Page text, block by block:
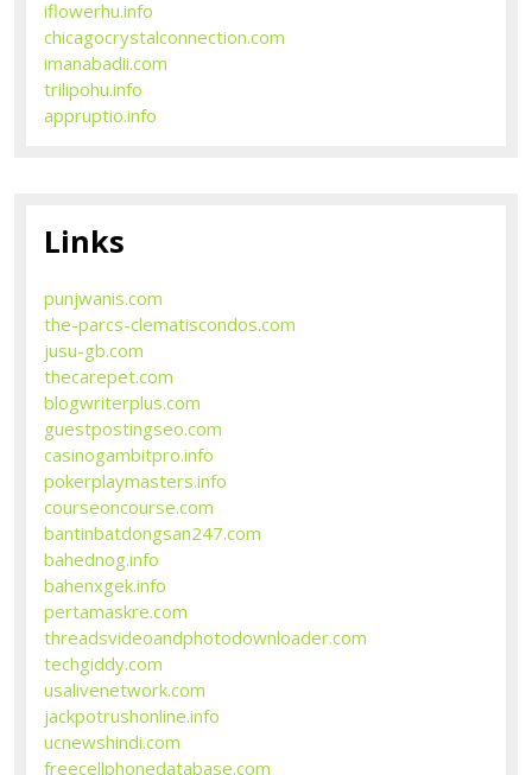
iflowerhu.info
chicagocrystalconnection.com
imanabadii.com
trilipohu.info
appruptio.info
Links
punjwanis.com
the-parcs-clematiscondos.com
jusu-gb.com
thecarepet.com
blogwriterplus.com
guestpostingseo.com
casinogambitpro.info
pokerplaymasters.info
courseoncourse.com
bantinbatdongsan247.com
bahednog.info
bahenxgek.info
pertamaskre.com
threadsvideoandphotodownloader.com
techgiddy.com
usalivenetwork.com
jackpotrushonline.info
ucnewshindi.com
freecellphonedatabase.com